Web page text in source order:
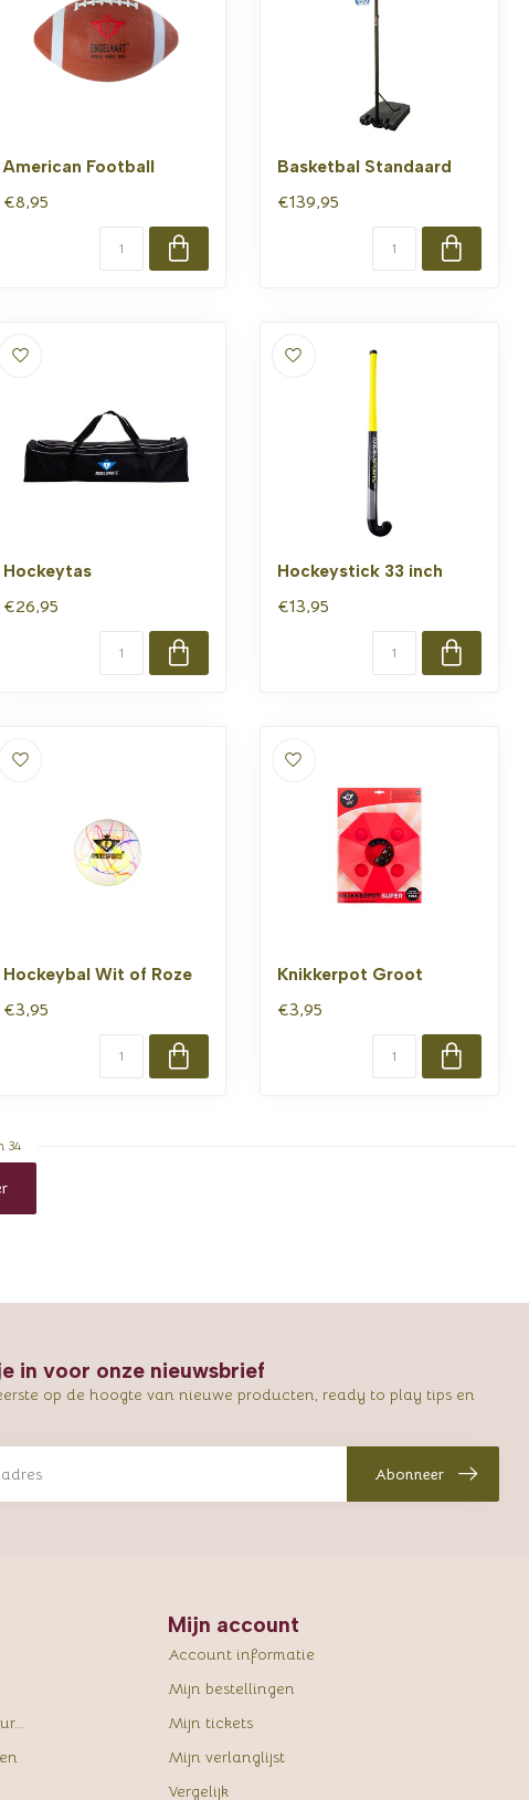
American Football
€8,95
Basketbal Standaard
€139,95
Hockeytas
€26,95
Hockeystick 33 inch
€13,95
Hockeybal Wit of Roze
€3,95
Knikkerpot Groot
€3,95
34
in voor onze nieuwsbrief
op de hoogte van nieuwe producten, ready to play tips en
Abonneer
Mijn account
Account informatie
Mijn bestellingen
Mijn tickets
Mijn verlanglijst
Vergelijk